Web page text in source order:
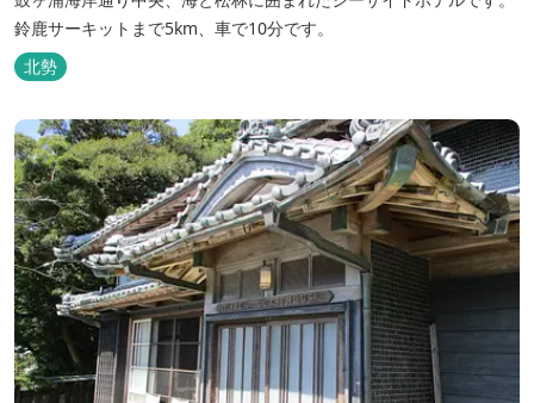
鈴鹿サーキットまで5km、車で10分です。
北勢